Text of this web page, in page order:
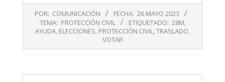
POR: COMUNICACIÓN FECHA: 26 MAYO 2023
TEMA: PROTECCIÓN CIVIL ETIQUETADO: 28M,
AYUDA, ELECCIONES, PROTECCIÓN CIVIL,TRASLADO,
VOTAR